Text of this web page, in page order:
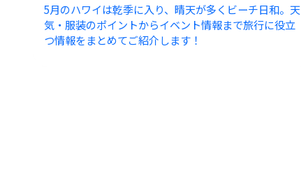
5月のハワイは乾季に入り、晴天が多くビーチ日和。天
気・服装のポイントからイベント情報まで旅行に役立
つ情報をまとめてご紹介します！